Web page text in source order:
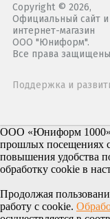
Copyright © 2026,
Официальный сайт и
интернет-магазин
ООО "Юниформ".
Все права
Поддержка и
ООО «Юниформ 1000»
прошлых посещениях
повышения удобства
обработку cookie в
Продолжая
работу с cookie.